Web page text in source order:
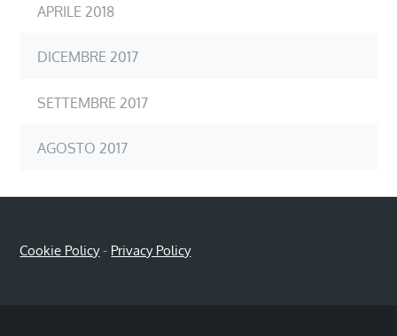
APRILE 2018
DICEMBRE 2017
SETTEMBRE 2017
AGOSTO 2017
Cookie Policy- Privacy Policy